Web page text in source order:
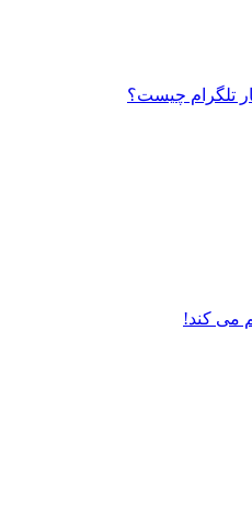
تلگرام چیست؟
می‌ کند!